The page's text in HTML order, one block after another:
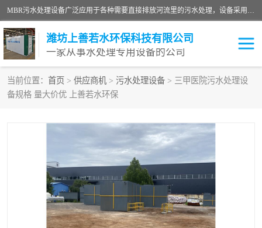
MBR污水处理设备广泛应用于各种需要直接排放河流里的污水处理，设备采用膜生物反应器（Membrane Bioreactor,简称MBR〕技术，取代了传统工艺中的二沉池，它可以*地进行固液分离，得到直接使用的稳定中水，又可在生物池内维持高浓度的微生物量，工艺剩余污泥少，极有效地去除氨氮，出水悬浮物和浊度接近于零，出水中细菌和病毒被大幅度去除，能耗低，占地面积小。
潍坊上善若水环保科技有限公司
一家从事水处理专用设备的公司
当前位置： 首页 > 供应商机 > 污水处理设备 > 三甲医院污水处理设
备规格 量大价优 上善若水环保
污水处理设备
油墨污水处理设备
洗涤污水处理设备 实验室污水处理设备
诊所门诊污水处理设备 臭氧消毒设备
养殖污水处理设备 屠宰污水处理设备